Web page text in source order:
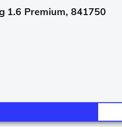
1.6 Premium, 841750